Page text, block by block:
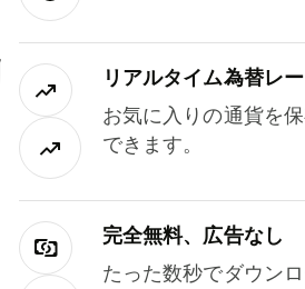
リアルタイム為替レ
お気に入りの通貨を
できます。
完全無料、広告なし
たった数秒でダウン